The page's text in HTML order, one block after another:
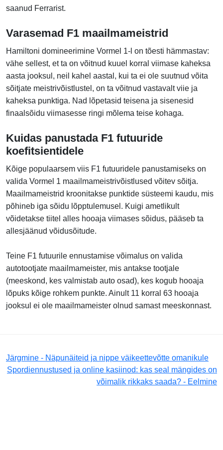
saanud Ferrarist.
Varasemad F1 maailmameistrid
Hamiltoni domineerimine Vormel 1-l on tõesti hämmastav:
vähe sellest, et ta on võitnud kuuel korral viimase kaheksa
aasta jooksul, neil kahel aastal, kui ta ei ole suutnud võita
sõitjate meistrivõistlustel, on ta võitnud vastavalt viie ja
kaheksa punktiga. Nad lõpetasid teisena ja sisenesid
finaalsõidu viimasesse ringi mõlema teise kohaga.
Kuidas panustada F1 futuuride
koefitsientidele
Kõige populaarsem viis F1 futuuridele panustamiseks on
valida Vormel 1 maailmameistrivõistlused võitev sõitja.
Maailmameistrid kroonitakse punktide süsteemi kaudu, mis
põhineb iga sõidu lõpptulemusel. Kuigi ametlikult
võidetakse tiitel alles hooaja viimases sõidus, pääseb ta
allesjäänud võidusõitude.
Teine F1 futuurile ennustamise võimalus on valida
autotootjate maailmameister, mis antakse tootjale
(meeskond, kes valmistab auto osad), kes kogub hooaja
lõpuks kõige rohkem punkte. Ainult 11 korral 63 hooaja
jooksul ei ole maailmameister olnud samast meeskonnast.
Järgmine - Näpunäiteid ja nippe väikeettevõtte omanikule
Spordiennustused ja online kasiinod: kas seal mängides on
võimalik rikkaks saada? - Eelmine